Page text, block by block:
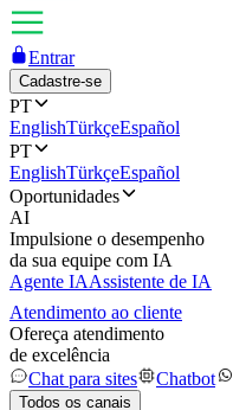
Entrar
Cadastre-se
PT
EnglishTürkçeEspañol
PT
EnglishTürkçeEspañol
Oportunidades
AI
Impulsione o desempenho
da sua equipe com IA
Agente IAAssistente de IA
Atendimento ao cliente
Ofereça atendimento
de excelência
Chat para sites
Chatbot
Todos os canais